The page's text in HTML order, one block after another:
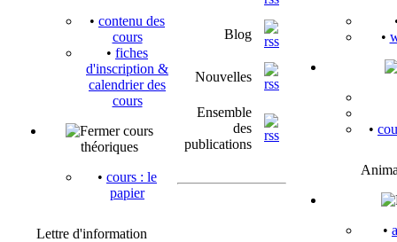
• contenu des
cours
• fiches
d'inscription &
calendrier des
cours
cours
théoriques
• cours : le
papier
Lettre d'information
Blog
Nouvelles
Ensemble
des
publications
•
•
•